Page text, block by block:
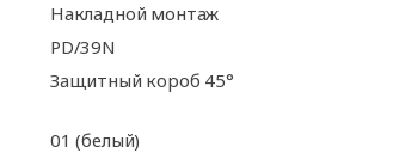
для
откатных ворот
Распашные ворота
Каркасы для ворот
Накладной монтаж
PD/39N
Защитный короб 45°
01 (белый)